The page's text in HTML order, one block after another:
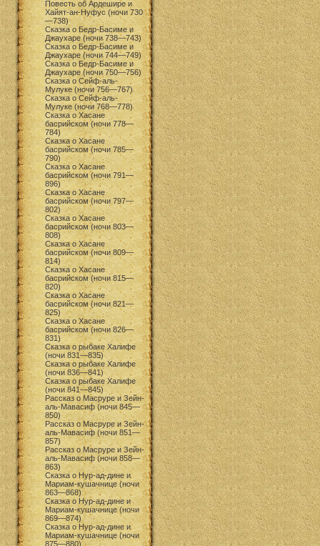
Повесть об Ардешире и
Хайят-ан-Нуфус (ночи 730
—738)
Сказка о Бедр-Басиме и
Джаухаре (ночи 738—743)
Сказка о Бедр-Басиме и
Джаухаре (ночи 744—749)
Сказка о Бедр-Басиме и
Джаухаре (ночи 750—756)
Сказка о Сейф-аль-
Мулуке (ночи 756—767)
Сказка о Сейф-аль-
Мулуке (ночи 768—778)
Сказка о Хасане
басрийском (ночи 778—
784)
Сказка о Хасане
басрийском (ночи 785—
790)
Сказка о Хасане
басрийском (ночи 791—
896)
Сказка о Хасане
басрийском (ночи 797—
802)
Сказка о Хасане
басрийском (ночи 803—
808)
Сказка о Хасане
басрийском (ночи 809—
814)
Сказка о Хасане
басрийском (ночи 815—
820)
Сказка о Хасане
басрийском (ночи 821—
825)
Сказка о Хасане
басрийском (ночи 826—
831)
Сказка о рыбаке Халифе
(ночи 831—835)
Сказка о рыбаке Халифе
(ночи 836—841)
Сказка о рыбаке Халифе
(ночи 841—845)
Рассказ о Масруре и Зейн-
аль-Мавасиф (ночи 845—
850)
Рассказ о Масруре и Зейн-
аль-Мавасиф (ночи 851—
857)
Рассказ о Масруре и Зейн-
аль-Мавасиф (ночи 858—
863)
Сказка о Нур-ад-дине и
Мариам-кушачнице (ночи
863—868)
Сказка о Нур-ад-дине и
Мариам-кушачнице (ночи
869—874)
Сказка о Нур-ад-дине и
Мариам-кушачнице (ночи
875—880)